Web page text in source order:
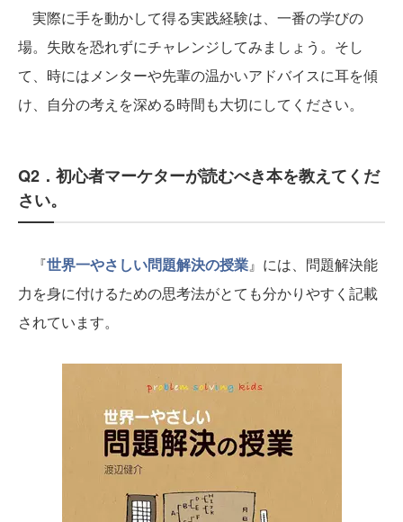
実際に手を動かして得る実践経験は、一番の学びの
場。失敗を恐れずにチャレンジしてみましょう。そし
て、時にはメンターや先輩の温かいアドバイスに耳を傾
け、自分の考えを深める時間も大切にしてください。
Q2．初心者マーケターが読むべき本を教えてくだ
さい。
『世界一やさしい問題解決の授業』には、問題解決能
力を身に付けるための思考法がとても分かりやすく記載
されています。